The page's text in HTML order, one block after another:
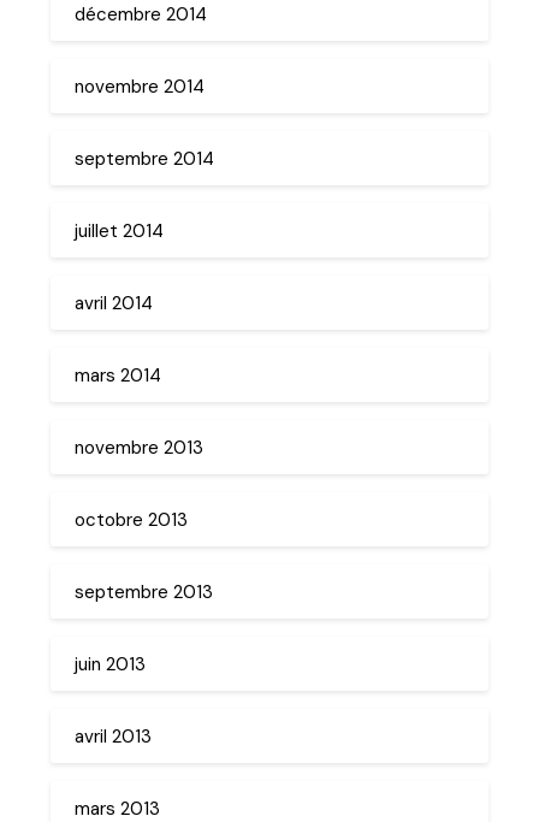
décembre 2014
novembre 2014
septembre 2014
juillet 2014
avril 2014
mars 2014
novembre 2013
octobre 2013
septembre 2013
juin 2013
avril 2013
mars 2013